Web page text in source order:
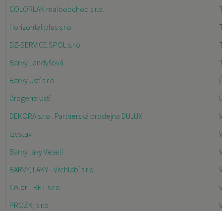
COLORLAK maloobchod s.r.o.
Horizontal plus s.r.o.
DZ-SERVICE SPOL.s.r.o.
Barvy Landyšová
Barvy Ústí s.r.o.
Drogerie Ústí
DEKORA s.r.o . Partnerská prodejna DULUX
Izostav
Barvy laky Veselí
BARVY, LAKY - Vrchlabí s.r.o.
Color TRET s.r.o.
PROZK, s.r.o.